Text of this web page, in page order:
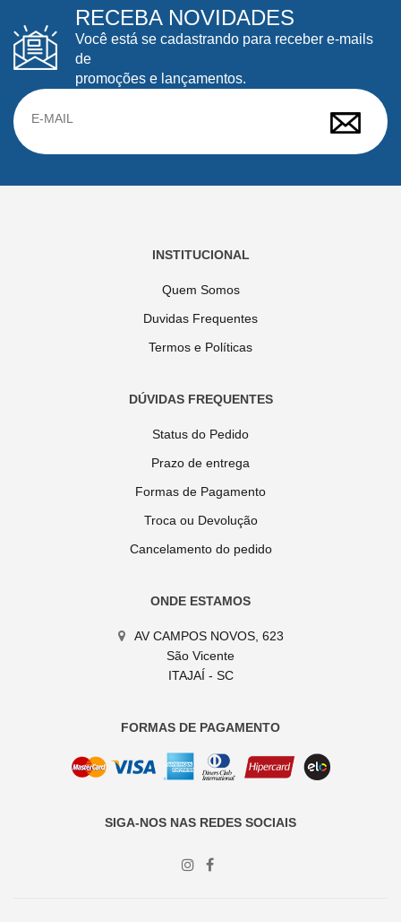
RECEBA NOVIDADES
Você está se cadastrando para receber e-mails
de
promoções e lançamentos.
INSTITUCIONAL
Quem Somos
Duvidas Frequentes
Termos e Políticas
DÚVIDAS FREQUENTES
Status do Pedido
Prazo de entrega
Formas de Pagamento
Troca ou Devolução
Cancelamento do pedido
ONDE ESTAMOS
AV CAMPOS NOVOS, 623
São Vicente
ITAJAÍ - SC
FORMAS DE PAGAMENTO
SIGA-NOS NAS REDES SOCIAIS